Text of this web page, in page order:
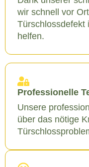
wir schnell vor
Türschlossdefekt
helfen.
Professionelle
Unsere
über das nötige